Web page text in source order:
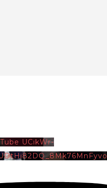
UCikWr-